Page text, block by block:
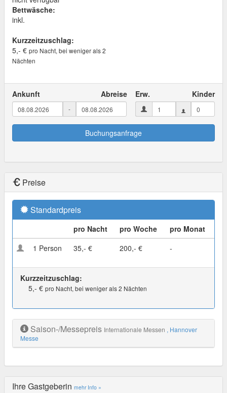
Bettwäsche:
inkl.
Kurzzeitzuschlag:
5,- € pro Nacht, bei weniger als 2
Nächten
Ankunft Abreise
-
Erw. Kinder
Buchungsanfrage
Preise
Standardpreis
pro Nacht pro Woche
pro Monat
1 Person
35,- € 200,- € -
Kurzzeitzuschlag:
5,- € pro Nacht, bei weniger als 2 Nächten
Saison-/Messepreis Internationale Messen , Hannover
Messe
Ihre Gastgeberin mehr Info »